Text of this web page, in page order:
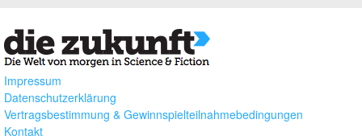
Impressum
Datenschutzerklärung
Vertragsbestimmung & Gewinnspielteilnahmebedingungen
Kontakt